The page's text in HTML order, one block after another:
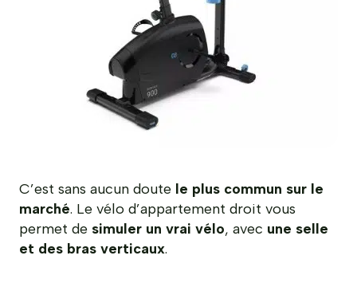
C’est sans aucun doute le plus commun sur le
marché. Le vélo d’appartement droit vous
permet de simuler un vrai vélo, avec une selle
et des bras verticaux.